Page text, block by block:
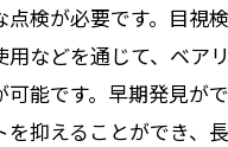
点検が必要です。目視
用などを通じて、ベア
可能です。早期発見が
を抑えることができ、